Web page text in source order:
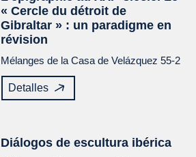
« Cercle du détroit de
Gibraltar » : un paradigme en
révision
Mélanges de la Casa de Velázquez 55-2
Detalles
Diálogos de escultura ibérica